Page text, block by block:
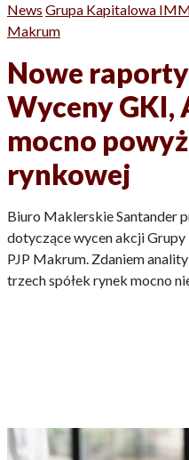
News Grupa Kapitalowa
Makrum
Nowe
Wyceny GKI,
mocno
rynkowej
Biuro Maklerskie Santander
dotyczące wycen akcji
PJP Makrum. Zdaniem
trzech spółek rynek mocno